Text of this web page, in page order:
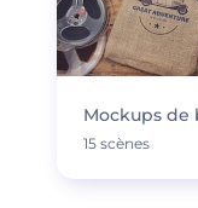
Mockups de
15 scènes